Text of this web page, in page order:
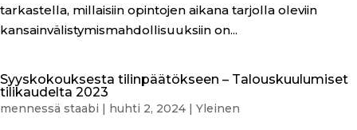
tarkastella, millaisiin opintojen aikana tarjolla oleviin
kansainvälistymismahdollisuuksiin on...
Syyskokouksesta tilinpäätökseen – Talouskuulumiset
tilikaudelta 2023
mennessä staabi | huhti 2, 2024 | Yleinen